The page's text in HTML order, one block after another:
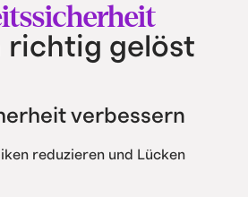
richtig gelöst
verbessern
reduzieren und Lücken